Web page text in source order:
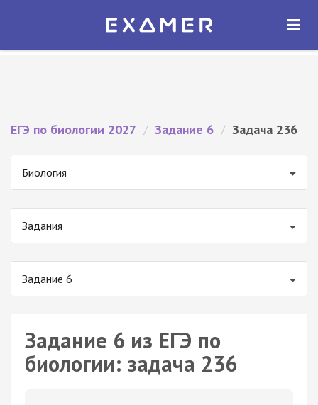
Экзамер — ЕГЭ 2027
ОТКРЫТЬ
ЕГЭ по биологии 2027 / Задание 6 / Задача 236
Биология
Задания
Задание 6
Задание 6 из ЕГЭ по
биологии: задача 236